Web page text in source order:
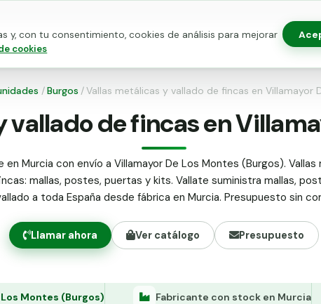
y, con tu consentimiento, cookies de análisis para mejorar
cookies
para vallado
/Burgos /Vallas metálicas y vallado de fincas en Villamayor
de fincas en
en Murcia con envío a Villamayor De Los Montes (Burgos).
mallas, postes, puertas y kits. Vallate suministra mallas,
a toda España desde fábrica en Murcia. Presupuesto sin
Llamar ahora Ver catálogo Presupuesto
Montes (Burgos) Fabricante con stock en Murcia